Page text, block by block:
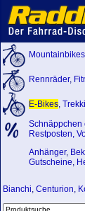
Mountainbikes
Rennräder,
E-Bikes,
Schnäppchen
Restposten,
Anhänger,
Gutscheine,
Bianchi, Centurion,